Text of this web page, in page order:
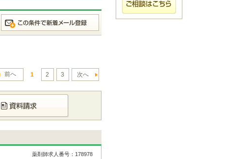
前へ 1 2 3 次へ
薬剤師求人番号：178978